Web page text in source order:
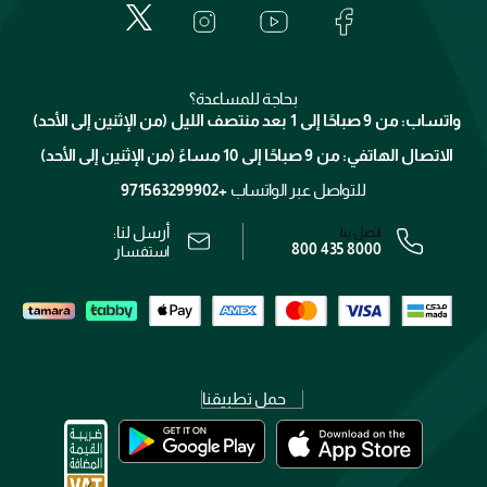
الإرجاع
خدمات المعارض
برنامج الولاء ميوز
الوظائف
الشروط و الأحكام
رقم السجل التجاري: 7013320481 — صادر من وزارة التجارة
بحاجة للمساعدة؟
واتساب: من 9 صباحًا إلى 1 بعد منتصف الليل (من الإثنين إلى الأحد)
الاتصال الهاتفي: من 9 صباحًا إلى 10 مساءً (من الإثنين إلى الأحد)
للتواصل عبر الواتساب +971563299902
اتصل بنا:
800 435 8000
أرسل لنا:
استفسار
حمل تطبيقنا